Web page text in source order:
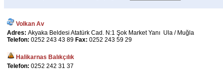
Volkan Av
Adres: Akyaka Beldesi Atatürk Cad. N:1 Şok Market Yanı Ula / Muğla
Telefon: 0252 243 43 89 Fax: 0252 243 59 29
Halikarnas Balıkçılık
Telefon: 0252 242 31 37